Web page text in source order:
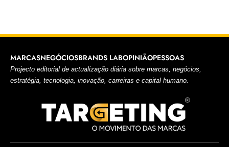
MARCASNEGÓCIOSBRANDS LABOPINIÃOPESSOAS
Projecto editorial de actualização diária sobre marcas, negócios,
estratégia, tecnologia, inovação, carreiras e capital humano.